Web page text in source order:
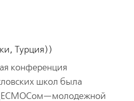
Турция))
конференция
школ была